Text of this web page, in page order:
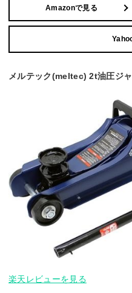
Amazonで見る
メルテック(meltec) 2t油圧ジ
楽天レビューを見る